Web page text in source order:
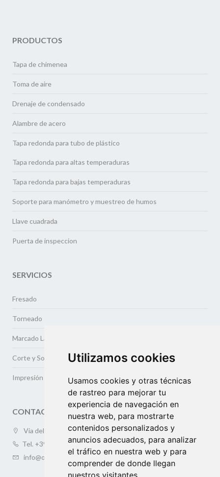
Utilizamos cookies
Usamos cookies y otras técnicas
de rastreo para mejorar tu
experiencia de navegación en
nuestra web, para mostrarte
contenidos personalizados y
anuncios adecuados, para analizar
el tráfico en nuestra web y para
comprender de donde llegan
nuestros visitantes.
PRODUCTOS
Tapa de chimenea
Toma de aire
Drenaje de condensado
Alambre de acero
Tapa redonda para tubo de plástico
Tapa redonda para altas temperaduras
Tapa redonda para bajas temperaduras
Soporte para manómetro y muestreo de humos
Llave cuadrada
Puerta de inspeccion
SERVICIOS
Fresado
Torneado
Marcado Laser
Corte y Soldadura Laser
Impresión
CONTACTOS
Via della Meccanica 3/a (ZAI), 37139 VERONA
Tel. +39 045.505410
info@oversea-online.com